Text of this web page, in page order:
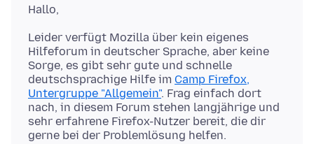
Leider verfügt Mozilla über kein eigenes
Hilfeforum in deutscher Sprache, aber keine
Sorge, es gibt sehr gute und schnelle
deutschsprachige Hilfe im Camp Firefox,
Untergruppe "Allgemein". Frag einfach dort
nach, in diesem Forum stehen langjährige und
sehr erfahrene Firefox-Nutzer bereit, die dir